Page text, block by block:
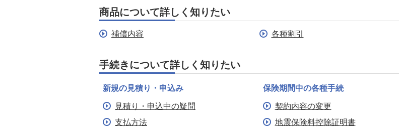
商品について詳しく知りたい
補償内容 各種割引
手続きについて詳しく知りたい
新規の見積り・申込み
見積り・申込中の疑問
支払方法
保険期間中の各種手続
契約内容の変更
地震保険料控除証明書